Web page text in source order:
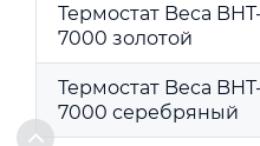
Термостат Beca
7000 золотой
Термостат Beca
7000 серебряный